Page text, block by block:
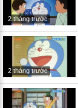
2 tháng trước
2 tháng trước